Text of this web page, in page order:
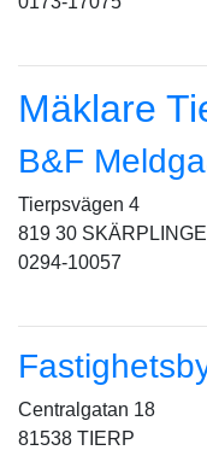
Mäklare
B&F
Tierpsvägen 4
819 30 SKÄRPLINGE
0294-10057
Centralgatan 18
81538 TIERP